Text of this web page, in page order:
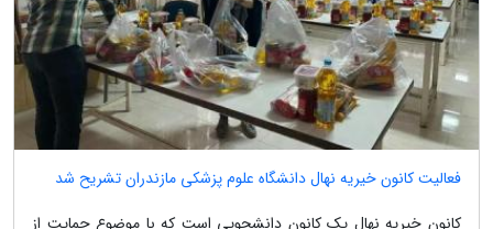
فعالیت کانون خیریه نهال دانشگاه علوم پزشکی مازندران تشریح شد
کانون خیریه نهال یک کانون دانشجویی است که با موضوع حمایت از